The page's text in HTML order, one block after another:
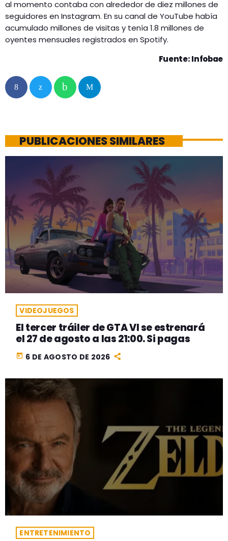
al momento contaba con alrededor de diez millones de
seguidores en Instagram. En su canal de YouTube había
acumulado millones de visitas y tenía 1.8 millones de
oyentes mensuales registrados en Spotify.
Fuente: Infobae
PUBLICACIONES SIMILARES
VIDEOJUEGOS
El tercer tráiler de GTA VI se estrenará
el 27 de agosto a las 21:00. Si pagas
today 6 DE AGOSTO DE 2026
ENTRETENIMIENTO